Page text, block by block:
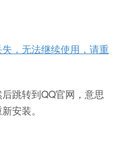
跳转到QQ官网，意思
安装。